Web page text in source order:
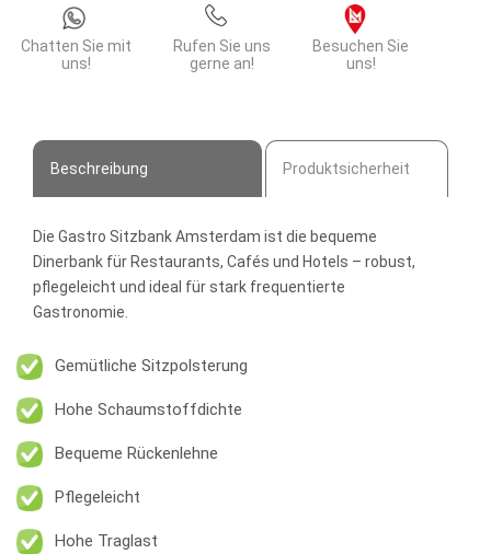
Vertikal
Chatten Sie mit
uns!
Rufen Sie uns
gerne an!
Besuchen Sie
uns!
Beschreibung Produktsicherheit
Die Gastro Sitzbank Amsterdam ist die bequeme
Dinerbank für Restaurants, Cafés und Hotels – robust,
pflegeleicht und ideal für stark frequentierte
Gastronomie.
Gemütliche Sitzpolsterung
Hohe Schaumstoffdichte
Bequeme Rückenlehne
Pflegeleicht
Hohe Traglast